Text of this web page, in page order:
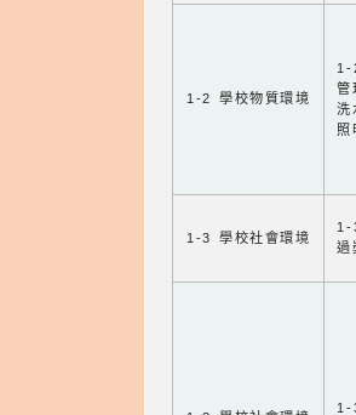
1-2 學校物質環境
1-
管
洗
照
1-3 學校社會環境
1-
過
1-